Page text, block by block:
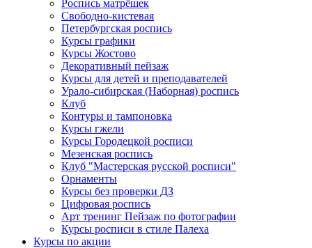
Роспись матрёшек
Свободно-кистевая
Петербургская роспись
Курсы графики
Курсы Жостово
Декоративный пейзаж
Курсы для детей и преподавателей
Урало-сибирская (Наборная) роспись
Клуб
Контуры и тампоновка
Курсы гжели
Курсы Городецкой росписи
Мезенская роспись
Клуб "Мастерская русской росписи"
Орнаменты
Курсы без проверки ДЗ
Цифровая роспись
Арт тренинг Пейзаж по фотографии
Курсы росписи в стиле Палеха
Курсы по акции